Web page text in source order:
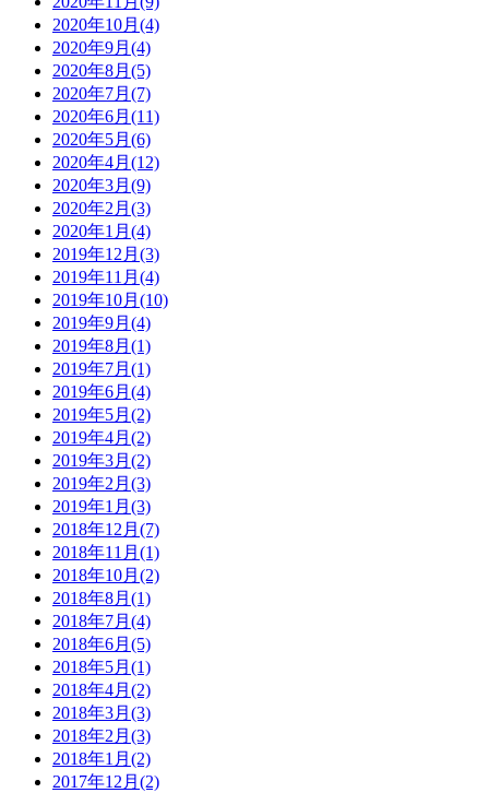
2020年10月(4)
2020年9月(4)
2020年8月(5)
2020年7月(7)
2020年6月(11)
2020年5月(6)
2020年4月(12)
2020年3月(9)
2020年2月(3)
2020年1月(4)
2019年12月(3)
2019年11月(4)
2019年10月(10)
2019年9月(4)
2019年8月(1)
2019年7月(1)
2019年6月(4)
2019年5月(2)
2019年4月(2)
2019年3月(2)
2019年2月(3)
2019年1月(3)
2018年12月(7)
2018年11月(1)
2018年10月(2)
2018年8月(1)
2018年7月(4)
2018年6月(5)
2018年5月(1)
2018年4月(2)
2018年3月(3)
2018年2月(3)
2018年1月(2)
2017年12月(2)